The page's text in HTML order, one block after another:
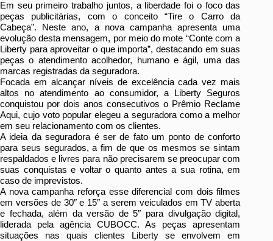
Em seu primeiro trabalho juntos, a liberdade foi o foco das
peças publicitárias, com o conceito “Tire o Carro da
Cabeça”. Neste ano, a nova campanha apresenta uma
evolução desta mensagem, por meio do mote “Conte com a
Liberty para aproveitar o que importa”, destacando em suas
peças o atendimento acolhedor, humano e ágil, uma das
marcas registradas da seguradora.
Focada em alcançar níveis de excelência cada vez mais
altos no atendimento ao consumidor, a Liberty Seguros
conquistou por dois anos consecutivos o Prêmio Reclame
Aqui, cujo voto popular elegeu a seguradora como a melhor
em seu relacionamento com os clientes.
A ideia da seguradora é ser de fato um ponto de conforto
para seus segurados, a fim de que os mesmos se sintam
respaldados e livres para não precisarem se preocupar com
suas conquistas e voltar o quanto antes a sua rotina, em
caso de imprevistos.
A nova campanha reforça esse diferencial com dois filmes
em versões de 30″ e 15″ a serem veiculados em TV aberta
e fechada, além da versão de 5″ para divulgação digital,
liderada pela agência CUBOCC. As peças apresentam
situações nas quais clientes Liberty se envolvem em